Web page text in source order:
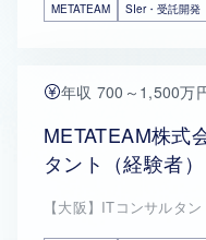
METATEAM SIer・受託開発
年収 700～1,500万
METATEAM株式
タント（経験者）
【大阪】ITコンサルタン